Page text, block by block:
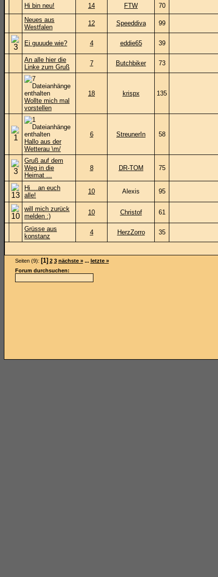
Hi bin neu! 14 FTW
70
Neues aus
Westfalen
12 Speeddiva 99
Ei guuude wie? 4 eddie65 39
An alle hier die
Linke zum Gruß
7 Butchbiker 73
Wollte mich mal
vorstellen
18 krispx 135
Hallo aus der
Wetterau \m/
6 StreunerIn 58
Gruß auf dem
Weg in die
Heimat ...
8 DR-TOM 75
Hi....an euch
alle!
10 Alexis 95
will mich zurück
melden :)
10 Christof 61
Grüsse aus
konstanz
4 HerzZorro 35
Seiten (9): [1] 2 3 nächste » ... letzte »
Forum durchsuchen: